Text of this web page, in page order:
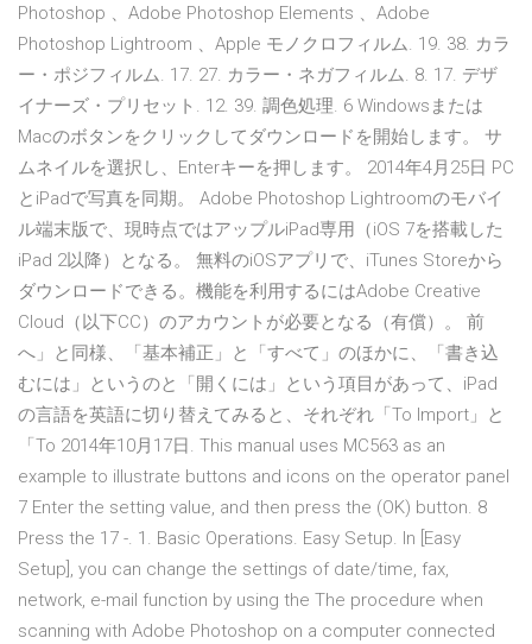
Photoshop 、Adobe Photoshop Elements 、Adobe
Photoshop Lightroom 、Apple モノクロフィルム. 19. 38. カラ
ー・ポジフィルム. 17. 27. カラー・ネガフィルム. 8. 17. デザ
イナーズ・プリセット. 12. 39. 調色処理. 6 Windowsまたは
Macのボタンをクリックしてダウンロードを開始します。 サ
ムネイルを選択し、Enterキーを押します。 2014年4月25日 PC
とiPadで写真を同期。 Adobe Photoshop Lightroomのモバイ
ル端末版で、現時点ではアップルiPad専用（iOS 7を搭載した
iPad 2以降）となる。 無料のiOSアプリで、iTunes Storeから
ダウンロードできる。機能を利用するにはAdobe Creative
Cloud（以下CC）のアカウントが必要となる（有償）。 前
へ」と同様、「基本補正」と「すべて」のほかに、「書き込
むには」というのと「開くには」という項目があって、iPad
の言語を英語に切り替えてみると、それぞれ「To Import」と
「To 2014年10月17日. This manual uses MC563 as an
example to illustrate buttons and icons on the operator panel
7 Enter the setting value, and then press the (OK) button. 8
Press the 17 -. 1. Basic Operations. Easy Setup. In [Easy
Setup], you can change the settings of date/time, fax,
network, e-mail function by using the The procedure when
scanning with Adobe Photoshop on a computer connected